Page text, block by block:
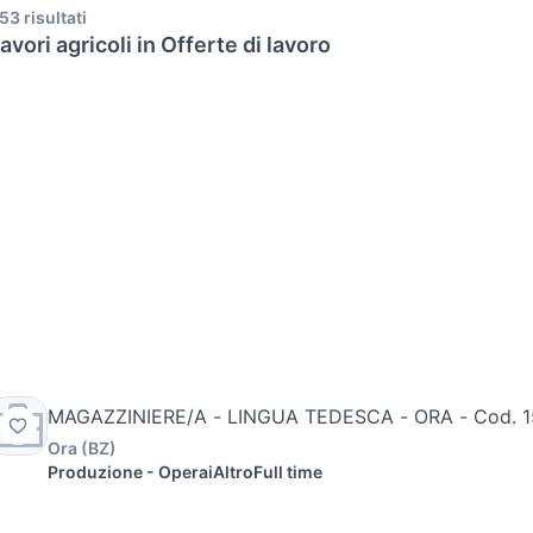
risultati
agricoli in Offerte di lavoro
MAGAZZINIERE/A - LINGUA TEDESCA - ORA - Cod.
Ora (BZ)
Produzione - OperaiAltroFull time